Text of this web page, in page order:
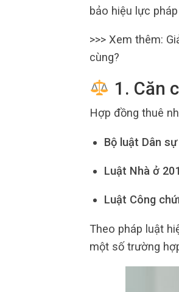
bảo hiệu lực
>>> Xem thêm:
cùng?
1. Căn
Hợp đồng thuê
Bộ luật Dân
Luật Nhà ở
Luật Công
Theo pháp luật
một số trường